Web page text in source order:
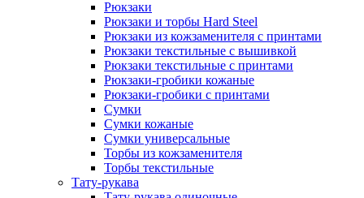
Рюкзаки
Рюкзаки и торбы Hard Steel
Рюкзаки из кожзаменителя с принтами
Рюкзаки текстильные с вышивкой
Рюкзаки текстильные с принтами
Рюкзаки-гробики кожаные
Рюкзаки-гробики с принтами
Сумки
Сумки кожаные
Сумки универсальные
Торбы из кожзаменителя
Торбы текстильные
Тату-рукава